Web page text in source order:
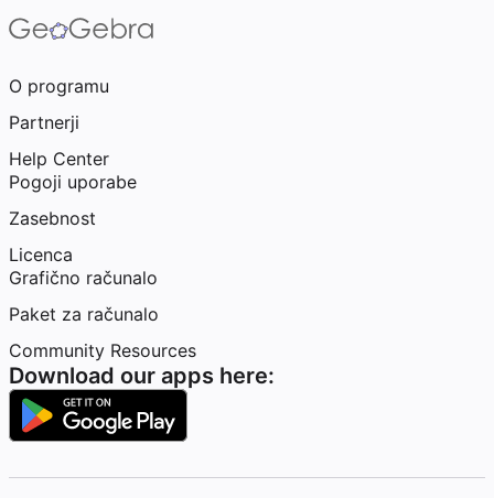
O programu
Partnerji
Help Center
Pogoji uporabe
Zasebnost
Licenca
Grafično računalo
Paket za računalo
Community Resources
Download our apps here: